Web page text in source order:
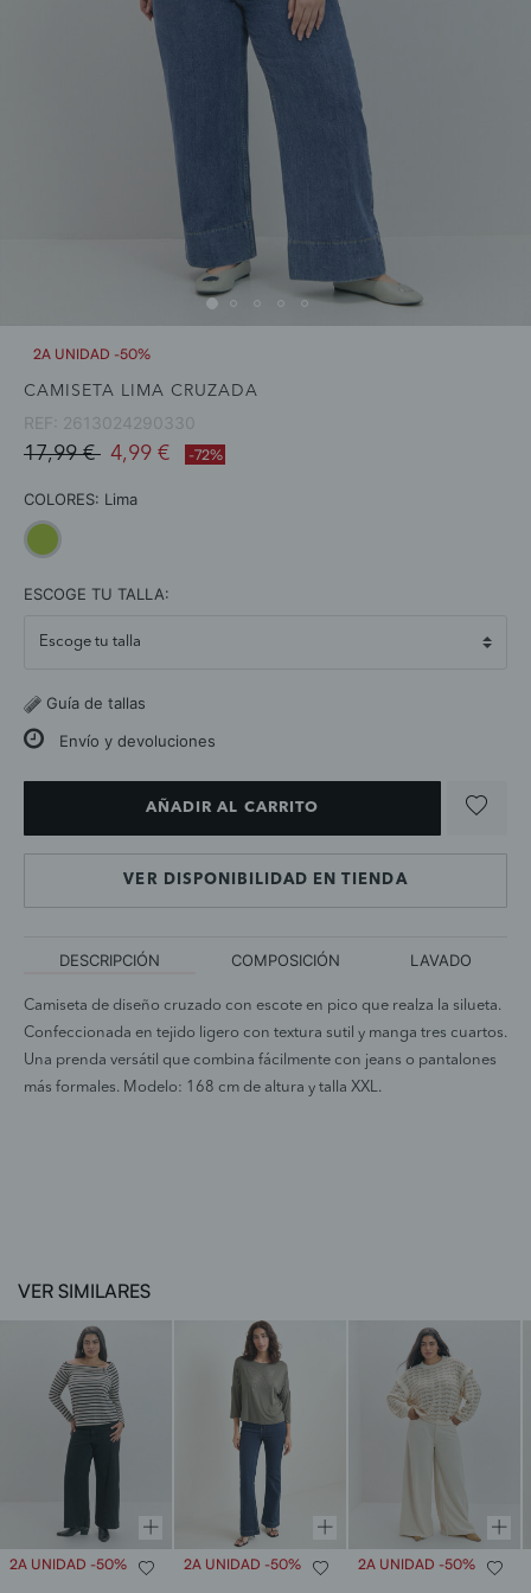
2A UNIDAD -50%
CAMISETA LIMA CRUZADA
REF: 2613024290330
Price reduced from
17,99 €to4,99 € -72%
COLORES: Lima
ESCOGE TU TALLA:
Guía de tallas
Envío y devoluciones
AÑADIR AL CARRITO
VER DISPONIBILIDAD EN TIENDA
DESCRIPCIÓN COMPOSICIÓN LAVADO
Camiseta de diseño cruzado con escote en pico que realza la silueta.
Confeccionada en tejido ligero con textura sutil y manga tres cuartos.
Una prenda versátil que combina fácilmente con jeans o pantalones
más formales. Modelo: 168 cm de altura y talla XXL.
VER SIMILARES
2A UNIDAD -50% 2A UNIDAD -50% 2A UNIDAD -50%